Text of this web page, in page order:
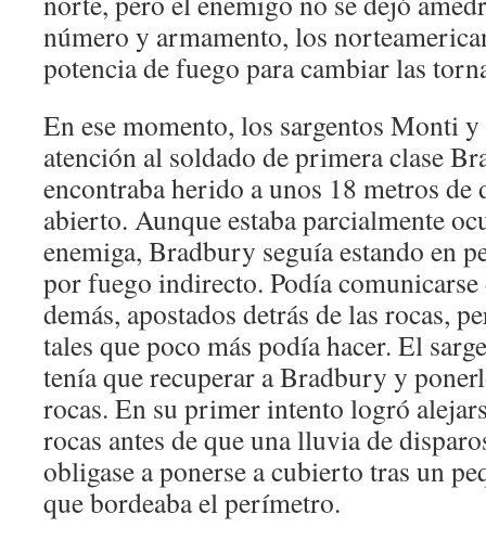
número y armamento, los
potencia de fuego para cambiar las
En ese momento, los sargentos Monti
atención al soldado de primera clase
encontraba herido a unos 18 metros de
abierto. Aunque estaba parcialmente
enemiga, Bradbury seguía estando en
por fuego indirecto. Podía
demás, apostados detrás de las rocas,
tales que poco más podía hacer. El
tenía que recuperar a Bradbury y
rocas. En su primer intento logró
rocas antes de que una lluvia de
obligase a ponerse a cubierto tras un
que bordeaba el perímetro.